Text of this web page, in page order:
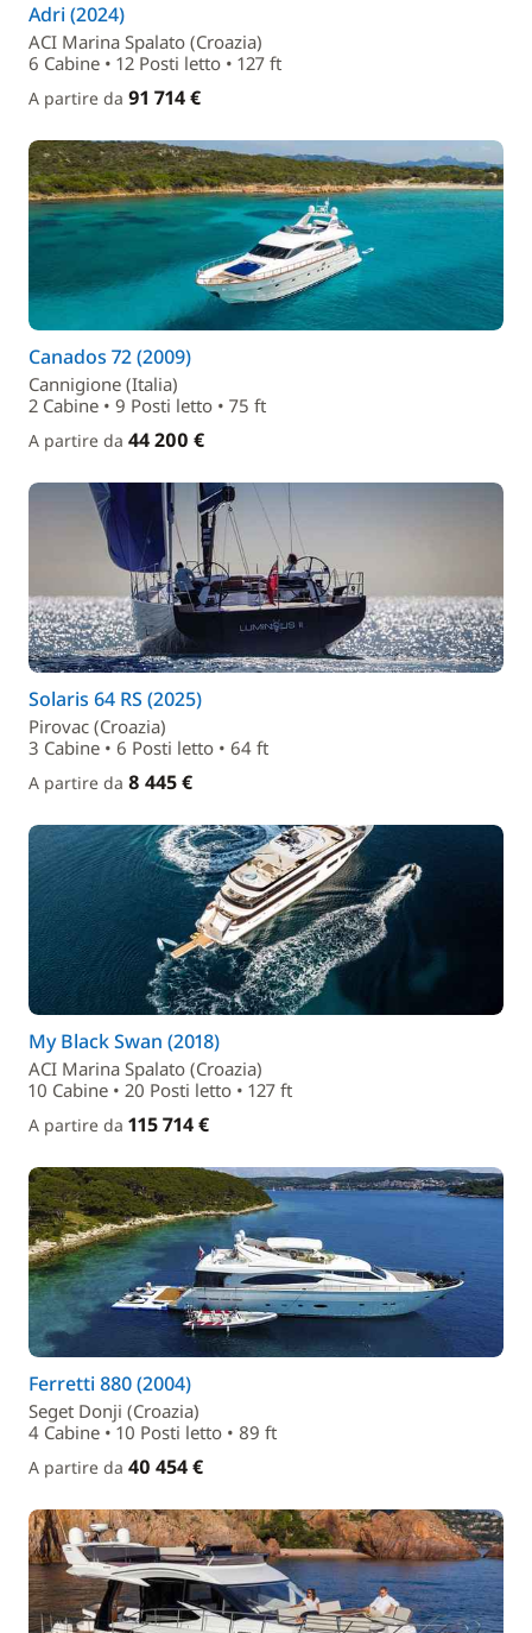
Adri (2024)
ACI Marina Spalato (Croazia)
6 Cabine • 12 Posti letto • 127 ft
A partire da 91 714 €
Canados 72 (2009)
Cannigione (Italia)
2 Cabine • 9 Posti letto • 75 ft
A partire da 44 200 €
Solaris 64 RS (2025)
Pirovac (Croazia)
3 Cabine • 6 Posti letto • 64 ft
A partire da 8 445 €
My Black Swan (2018)
ACI Marina Spalato (Croazia)
10 Cabine • 20 Posti letto • 127 ft
A partire da 115 714 €
Ferretti 880 (2004)
Seget Donji (Croazia)
4 Cabine • 10 Posti letto • 89 ft
A partire da 40 454 €